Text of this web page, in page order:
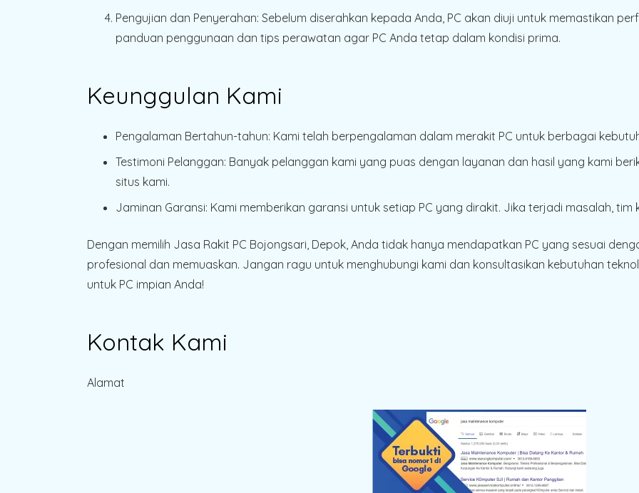
Pengujian dan Penyerahan: Sebelum diserahkan kepada Anda, PC akan diuji untuk memastikan
panduan penggunaan dan tips perawatan agar PC Anda tetap dalam kondisi prima.
Keunggulan Kami
Pengalaman Bertahun-tahun: Kami telah berpengalaman dalam merakit PC untuk berbagai
Testimoni Pelanggan: Banyak pelanggan kami yang puas dengan layanan dan hasil yang kami
situs kami.
Jaminan Garansi: Kami memberikan garansi untuk setiap PC yang dirakit. Jika terjadi masalah, tim
Dengan memilih Jasa Rakit PC Bojongsari, Depok, Anda tidak hanya mendapatkan PC yang sesuai
profesional dan memuaskan. Jangan ragu untuk menghubungi kami dan konsultasikan kebutuhan
untuk PC impian Anda!
Kontak Kami
Alamat